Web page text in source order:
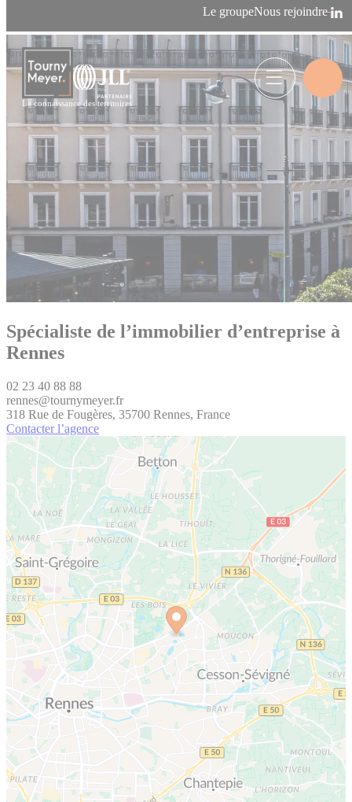
Le groupeNous rejoindre
La connaissance des territoires
Spécialiste de l’immobilier d’entreprise à
Spécialiste de l’immobilier d’entreprise à
Rennes
02 23 40 88 88
rennes@tournymeyer.fr
318 Rue de Fougères, 35700 Rennes, France
Contacter l’agence